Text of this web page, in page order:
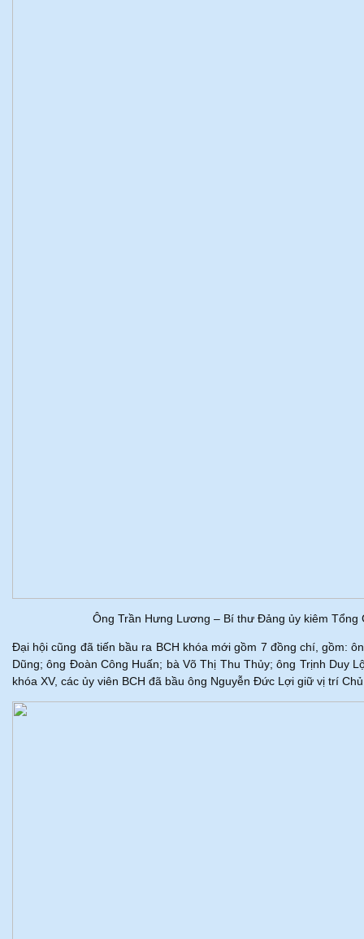
Ông Trần Hưng Lương – Bí thư Đảng ủy kiêm Tổng
Đại hội cũng đã tiến bầu ra BCH khóa mới gồm 7 đồng chí, gồm:
Dũng; ông Đoàn Công Huấn; bà Võ Thị Thu Thủy; ông Trịnh Duy
khóa XV, các ủy viên BCH đã bầu ông Nguyễn Đức Lợi giữ vị trí